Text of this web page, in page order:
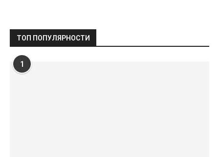
ТОП ПОПУЛЯРНОСТИ
1